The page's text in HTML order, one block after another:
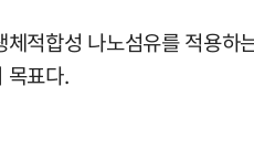
적합성 나노섬유를 적용
목표다.